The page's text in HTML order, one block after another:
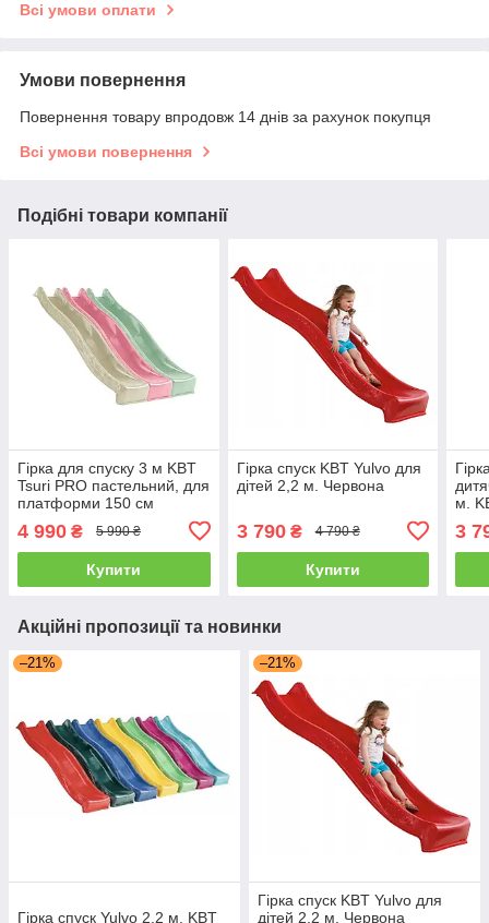
Всі умови оплати
Умови повернення
Повернення товару впродовж 14 днів за рахунок покупця
Всі умови повернення
Подібні товари компанії
Гірка для спуску 3 м KBT
Tsuri PRO пастельний, для
платформи 150 см
4 990 ₴ 5 990 ₴
Купити
Гірка спуск KBT Yulvo для
дітей 2,2 м. Червона
3 790₴ 4 790 ₴
Купити
м.
3
Акційні пропозиції та новинки
–21%
Гірка спуск Yulvo 2,2 м. KBT
–21%
Гірка спуск KBT Yulvo для
дітей 2,2 м. Червона